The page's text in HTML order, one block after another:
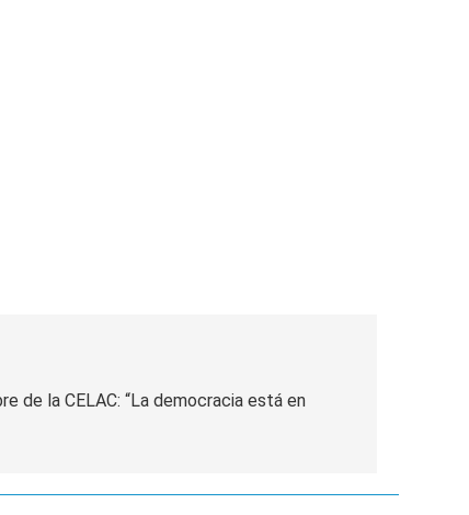
de la CELAC: “La democracia está en